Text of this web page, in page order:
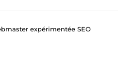
expérimentée SEO